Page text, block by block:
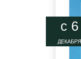
c 6
ДЕКАБРЯ